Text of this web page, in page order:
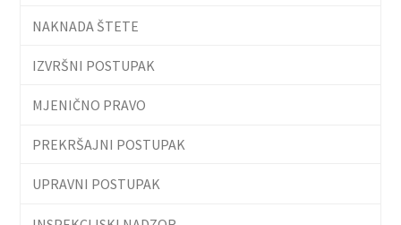
NAKNADA ŠTETE
IZVRŠNI POSTUPAK
MJENIČNO PRAVO
PREKRŠAJNI POSTUPAK
UPRAVNI POSTUPAK